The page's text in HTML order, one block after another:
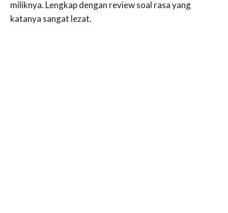
miliknya. Lengkap dengan review soal rasa yang
katanya sangat lezat.